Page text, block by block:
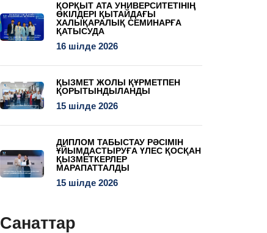
ҚОРҚЫТ АТА УНИВЕРСИТЕТІНІҢ
ӨКІЛДЕРІ ҚЫТАЙДАҒЫ
ХАЛЫҚАРАЛЫҚ СЕМИНАРҒА
ҚАТЫСУДА
16 шілде 2026
ҚЫЗМЕТ ЖОЛЫ ҚҰРМЕТПЕН
ҚОРЫТЫНДЫЛАНДЫ
15 шілде 2026
ДИПЛОМ ТАБЫСТАУ РӘСІМІН
ҰЙЫМДАСТЫРУҒА ҮЛЕС ҚОСҚАН
ҚЫЗМЕТКЕРЛЕР
МАРАПАТТАЛДЫ
15 шілде 2026
Санаттар